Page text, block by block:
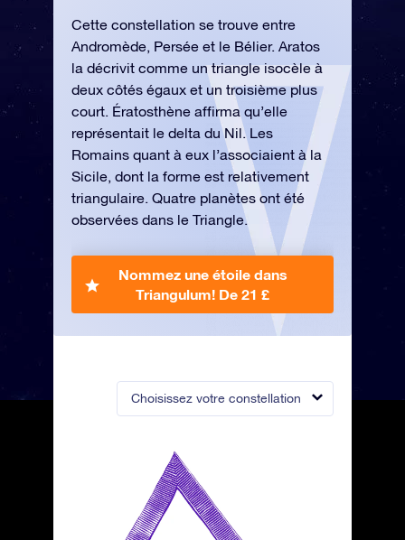
Choisissez votre constellation
Cette constellation se trouve entre
Andromède, Persée et le Bélier. Aratos
la décrivit comme un triangle isocèle à
deux côtés égaux et un troisième plus
court. Ératosthène affirma qu’elle
représentait le delta du Nil. Les
Romains quant à eux l’associaient à la
Sicile, dont la forme est relativement
triangulaire. Quatre planètes ont été
observées dans le Triangle.
Nommez une étoile dans
Triangulum! De 21 £